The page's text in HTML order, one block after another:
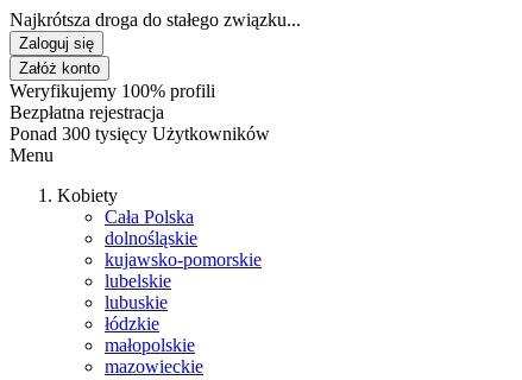
Najkrótsza droga do stałego związku...
Zaloguj się
Załóż konto
Weryfikujemy 100% profili
Bezpłatna rejestracja
Ponad 300 tysięcy Użytkowników
Menu
Kobiety
Cała Polska
dolnośląskie
kujawsko-pomorskie
lubelskie
lubuskie
łódzkie
małopolskie
mazowieckie